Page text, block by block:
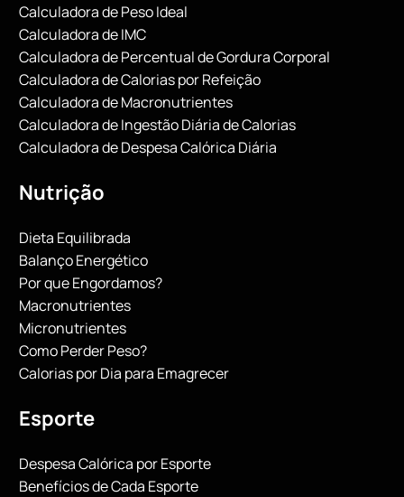
Calculadora de Peso Ideal
Calculadora de IMC
Calculadora de Percentual de Gordura Corporal
Calculadora de Calorias por Refeição
Calculadora de Macronutrientes
Calculadora de Ingestão Diária de Calorias
Calculadora de Despesa Calórica Diária
Nutrição
Dieta Equilibrada
Balanço Energético
Por que Engordamos?
Macronutrientes
Micronutrientes
Como Perder Peso?
Calorias por Dia para Emagrecer
Esporte
Despesa Calórica por Esporte
Benefícios de Cada Esporte